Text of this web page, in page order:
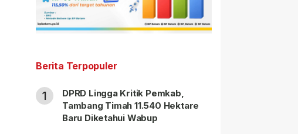
Berita Terpopuler
1
DPRD Lingga Kritik Pemkab,
Tambang Timah 11.540 Hektare
Baru Diketahui Wabup